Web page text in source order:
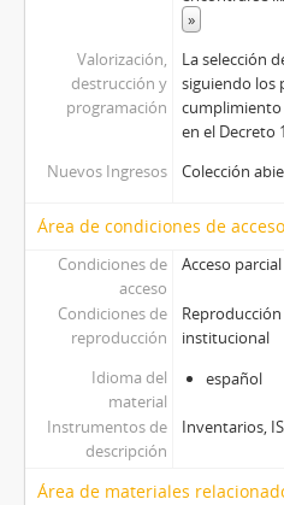
»
Valorización,
destrucción y
programación
La selección
siguiendo los
cumplimiento
en el Decreto
Nuevos Ingresos
Colección
Área de condiciones de
Condiciones de
acceso
Acceso parcial
Condiciones de
reproducción
institucional
Idioma del
material
español
Instrumentos de
descripción
Inventarios,
Área de materiales